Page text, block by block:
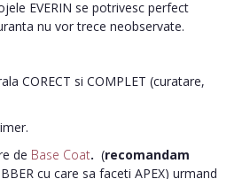
EVERIN se potrivesc perfect
nu vor trece neobservate.
CORECT si COMPLET (curatare,
de Base Coat. (recomandam
cu care sa faceti APEX) urmand